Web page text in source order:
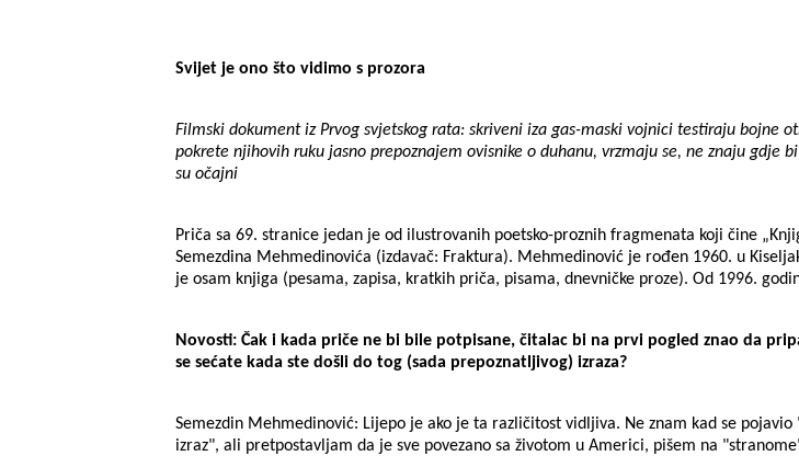
Svijet je ono što vidimo s prozora
Filmski dokument iz Prvog svjetskog rata: skriveni iza gas-maski vojnici testiraju bojne
pokrete njihovih ruku jasno prepoznajem ovisnike o duhanu, vrzmaju se, ne znaju gdje
su očajni
Priča sa 69. stranice jedan je od ilustrovanih poetsko-proznih fragmenata koji čine
Semezdina Mehmedinovića (izdavač: Fraktura). Mehmedinović je rođen 1960. u
je osam knjiga (pesama, zapisa, kratkih priča, pisama, dnevničke proze). Od 1996.
Novosti: Čak i kada priče ne bi bile potpisane, čitalac bi na prvi pogled znao da
se sećate kada ste došli do tog (sada prepoznatljivog) izraza?
Semezdin Mehmedinović: Lijepo je ako je ta različitost vidljiva. Ne znam kad se
izraz", ali pretpostavljam da je sve povezano sa životom u Americi, pišem na